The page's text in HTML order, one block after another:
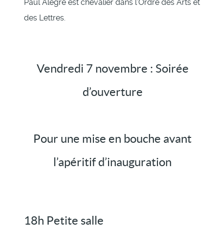
Paul Alègre est chevalier dans l’Ordre des Arts et
des Lettres.
Vendredi 7 novembre : Soirée
d’ouverture
Pour une mise en bouche avant
l’apéritif d’inauguration
18h Petite salle